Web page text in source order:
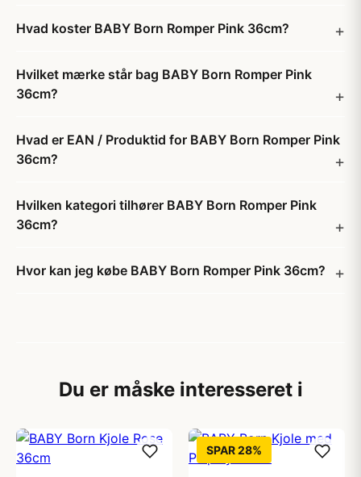
Hvad koster BABY Born Romper Pink 36cm?
Hvilket mærke står bag BABY Born Romper Pink
36cm?
Hvad er EAN / Produktid for BABY Born Romper Pink
36cm?
Hvilken kategori tilhører BABY Born Romper Pink
36cm?
Hvor kan jeg købe BABY Born Romper Pink 36cm?
Du er måske interesseret i
SPAR 28%